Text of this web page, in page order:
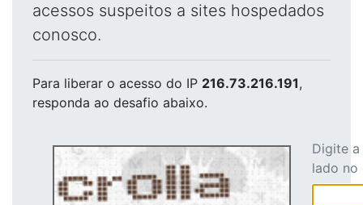
acessos suspeitos a sites hospedados
conosco.
Para liberar o acesso do IP 216.73.216.191,
responda ao desafio abaixo.
Digite
lado no